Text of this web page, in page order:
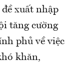
đề xuất nhập
tăng cường
phủ về việc
khăn,